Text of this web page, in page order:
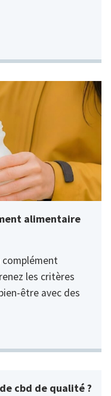
alimentaire
complément
les critères
être avec des
cbd de qualité ?